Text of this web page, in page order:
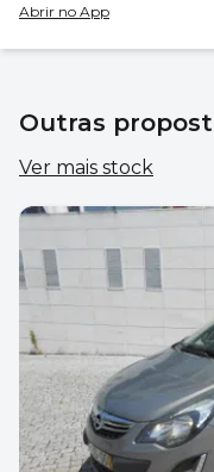
Abrir no App
Outras
Ver mais stock